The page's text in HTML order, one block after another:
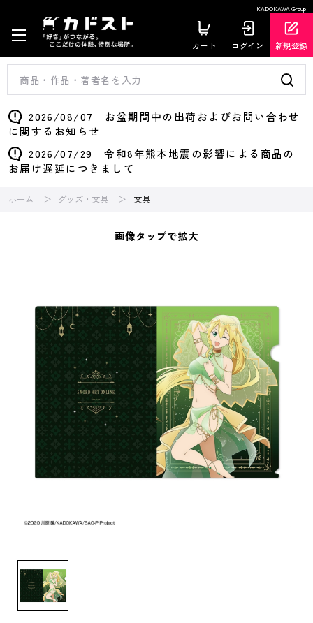
KADOKAWA Group
カート ログイン 新規登録
2026/08/07 お盆期間中の出荷およびお問い合わせ
に関するお知らせ
2026/07/29 令和8年熊本地震の影響による商品の
お届け遅延につきまして
ホーム グッズ・文具 文具
画像タップで拡大